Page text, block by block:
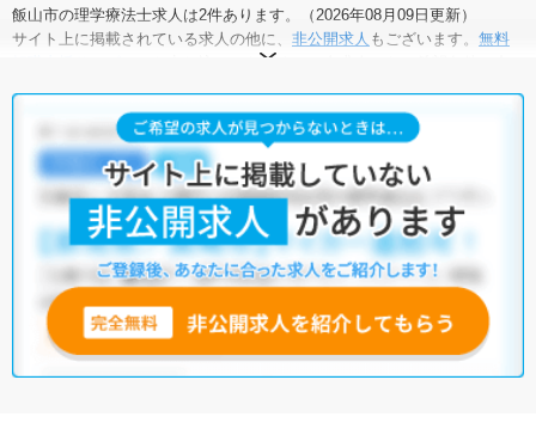
飯山市の理学療法士求人は2件あります。（2026年08月09日更新）
サイト上に掲載されている求人の他に、 非公開求人 もございます。 無料
にお申し込みいただくと、全求人からご希望条件に合
飯山市の理学療法士求人では以下のような条件が人気です。
積極採用中・残業少なめ ・ 託児所・育児補助あり
員)・介護福祉施設
他の条件でも人気の求人がございますので、「こだわり条件」から検索
いただくか、お気軽にお問い合わせください。
全国の理学療法士求人から検索いただくことも可能です。
無料転職支援サービス
にお申し込みいただくと、ご希望条件をヒアリン
グした上で求人をご提案いたします。
ご希望条件がまだ定まっていない方は人気の希望条件をピックアップし